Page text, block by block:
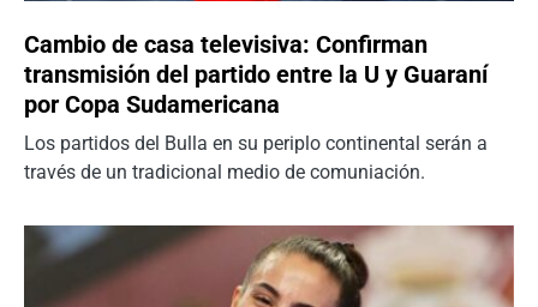
Cambio de casa televisiva: Confirman
transmisión del partido entre la U y Guaraní
por Copa Sudamericana
Los partidos del Bulla en su periplo continental serán a
través de un tradicional medio de comuniación.